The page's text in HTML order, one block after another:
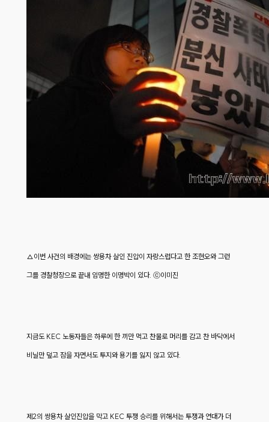
△이번 사건의 배경에는 쌍용차 살인 진압이 자랑스럽다고 한 조현오와 그런
그를 경찰청장으로 끝내 임명한 이명박이 있다. ⓒ이미진
지금도 KEC 노동자들은 하루에 한 끼만 먹고 찬물로 머리를 감고 찬 바닥에서
비닐만 덮고 잠을 자면서도 투지와 용기를 잃지 않고 있다.
제2의 쌍용차 살인진압을 막고 KEC 투쟁 승리를 위해서는 투쟁과 연대가 더